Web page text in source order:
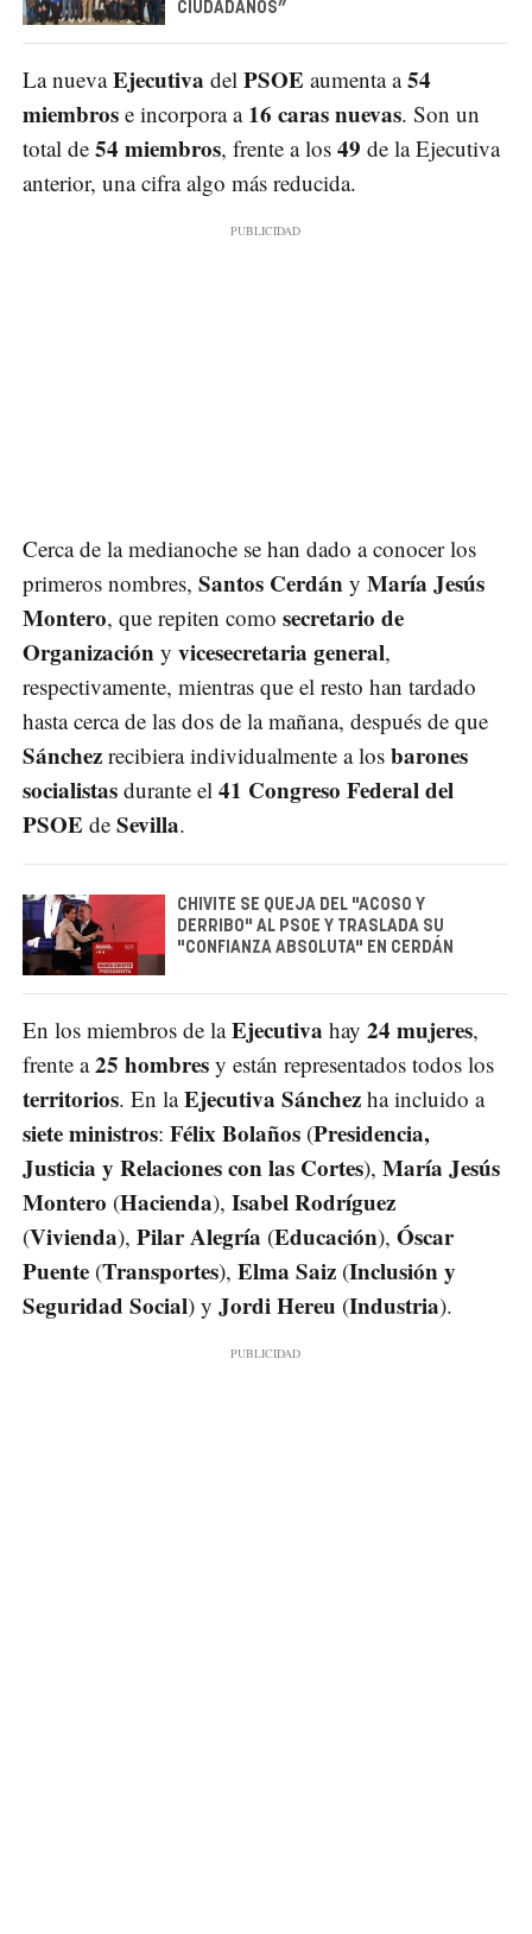
CIUDADANOS”
La nuevaEjecutiva del PSOE aumenta a54
miembros e incorpora a 16 caras nuevas. Son un
total de 54 miembros, frente a los 49 de la Ejecutiva
anterior, una cifra algo más reducida.
Cerca de la medianoche se han dado a conocer los
primeros nombres, Santos Cerdán y María Jesús
Montero, que repiten como secretario de
Organización y vicesecretaria general,
respectivamente, mientras que el resto han tardado
hasta cerca de las dos de la mañana, después de que
Sánchez recibiera individualmente a los barones
socialistas durante el 41 Congreso Federal del
PSOE de Sevilla.
CHIVITE SE QUEJA DEL "ACOSO Y
DERRIBO" AL PSOE Y TRASLADA SU
"CONFIANZA ABSOLUTA" EN CERDÁN
En los miembros de laEjecutiva hay 24 mujeres,
frente a25 hombres y están representados todos los
territorios. En laEjecutiva Sánchez ha incluido a
siete ministros: Félix Bolaños (Presidencia,
Justicia y Relaciones con las Cortes), María Jesús
Montero (Hacienda), Isabel Rodríguez
(Vivienda), Pilar Alegría (Educación), Óscar
Puente (Transportes), Elma Saiz (Inclusión y
Seguridad Social) y Jordi Hereu (Industria).